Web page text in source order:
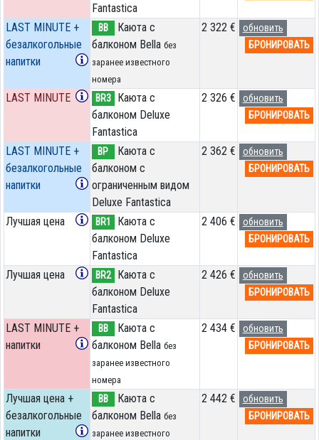
Fantastica
LAST MINUTE +
безалкогольные
напитки
BB
Каюта с
балконом Bella без
заранее известного
номера
2 322 €
обновить
БРОНИРОВАТЬ
LAST MINUTE BR3
Каюта с
балконом Deluxe
Fantastica
2 326 €
обновить
БРОНИРОВАТЬ
LAST MINUTE +
безалкогольные
напитки
BP
Каюта с
балконом c
ограниченным видом
Deluxe Fantastica
2 362 €
обновить
БРОНИРОВАТЬ
Лучшая цена BR1
Каюта с
балконом Deluxe
Fantastica
2 406 €
обновить
БРОНИРОВАТЬ
Лучшая цена BR2
Каюта с
балконом Deluxe
Fantastica
2 426 €
обновить
БРОНИРОВАТЬ
LAST MINUTE +
напитки
BB
Каюта с
балконом Bella без
заранее известного
номера
2 434 €
обновить
БРОНИРОВАТЬ
Лучшая цена +
безалкогольные
напитки
BB
Каюта с
балконом Bella без
заранее известного
2 442 €
обновить
БРОНИРОВАТЬ